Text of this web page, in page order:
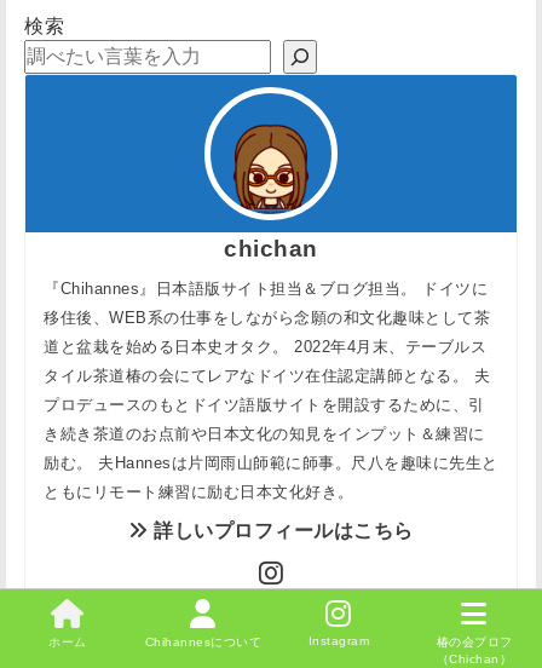
検索
chichan
『Chihannes』日本語版サイト担当＆ブログ担当。 ドイツに
移住後、WEB系の仕事をしながら念願の和文化趣味として茶
道と盆栽を始める日本史オタク。 2022年4月末、テーブルス
タイル茶道椿の会にてレアなドイツ在住認定講師となる。 夫
プロデュースのもとドイツ語版サイトを開設するために、引
き続き茶道のお点前や日本文化の知見をインプット＆練習に
励む。 夫Hannesは片岡雨山師範に師事。尺八を趣味に先生と
ともにリモート練習に励む日本文化好き。
詳しいプロフィールはこちら
ホーム Chihannesについて Instagram
椿の会プロフ
（Chichan）